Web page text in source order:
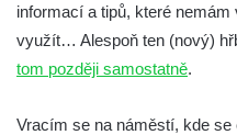
informací a tipů, které
využít… Alespoň ten (nový)
tom později samostatně.
Vracím se na náměstí, kde